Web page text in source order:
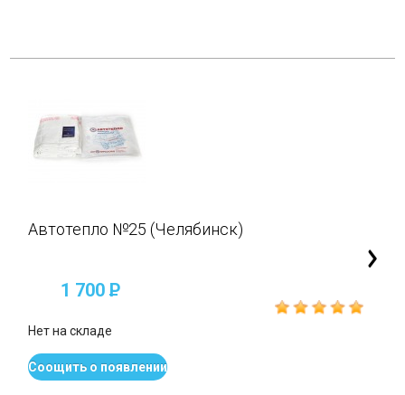
Автотепло №25 (Челябинск)
1 700P
Нет на складе
Соощить о появлении